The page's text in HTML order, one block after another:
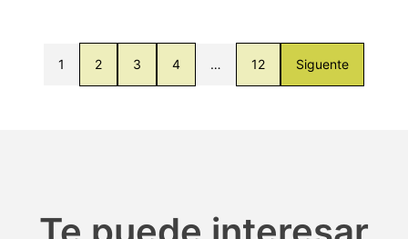
1 2 3 4 … 12 Siguente